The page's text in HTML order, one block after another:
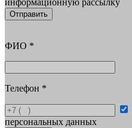
Отправить
ФИО *
Телефон *
персональных данных